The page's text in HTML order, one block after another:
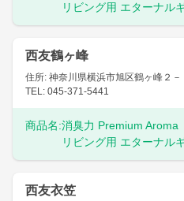
リビング用 エターナル
西友鶴ヶ峰
住所: 神奈川県横浜市旭区鶴ヶ峰２－
TEL: 045-371-5441
商品名:消臭力 Premium Aroma
リビング用 エターナル
西友衣笠